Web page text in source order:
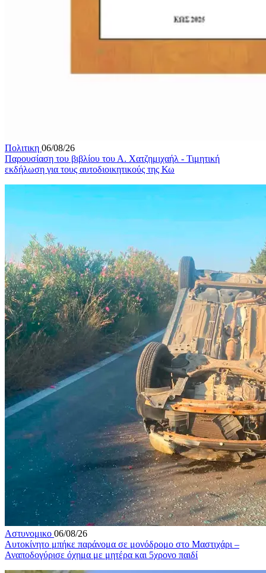
Πολιτικη 06/08/26
Παρουσίαση του βιβλίου του Α. Χατζημιχαήλ - Τιμητική
εκδήλωση για τους αυτοδιοικητικούς της Κω
Αστυνομικο 06/08/26
Αυτοκίνητο μπήκε παράνομα σε μονόδρομο στο Μαστιχάρι –
Αναποδογύρισε όχημα με μητέρα και 5χρονο παιδί